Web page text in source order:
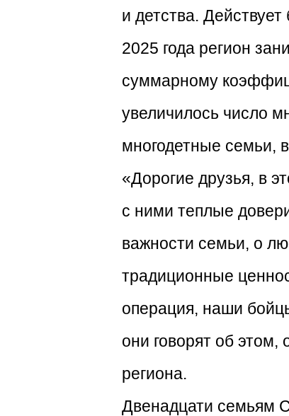
и детства.
2025 года регион
суммарному
увеличилось число
многодетные семьи,
«Дорогие друзья, в
с ними теплые
важности семьи, о
традиционные
операция, наши
они говорят об
региона.
Двенадцати семьям